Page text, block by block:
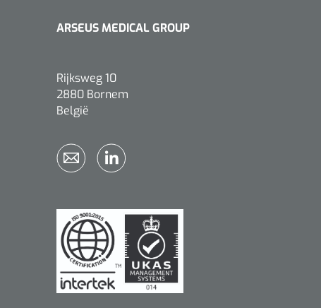
ARSEUS MEDICAL GROUP
Rijksweg 10
2880 Bornem
België